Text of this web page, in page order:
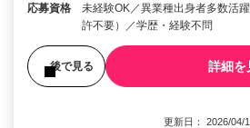
応募資格
未経験OK／異業種出身者多数活
許不要）／学歴・経験不問
後で見る 詳細を
更新日： 2026/